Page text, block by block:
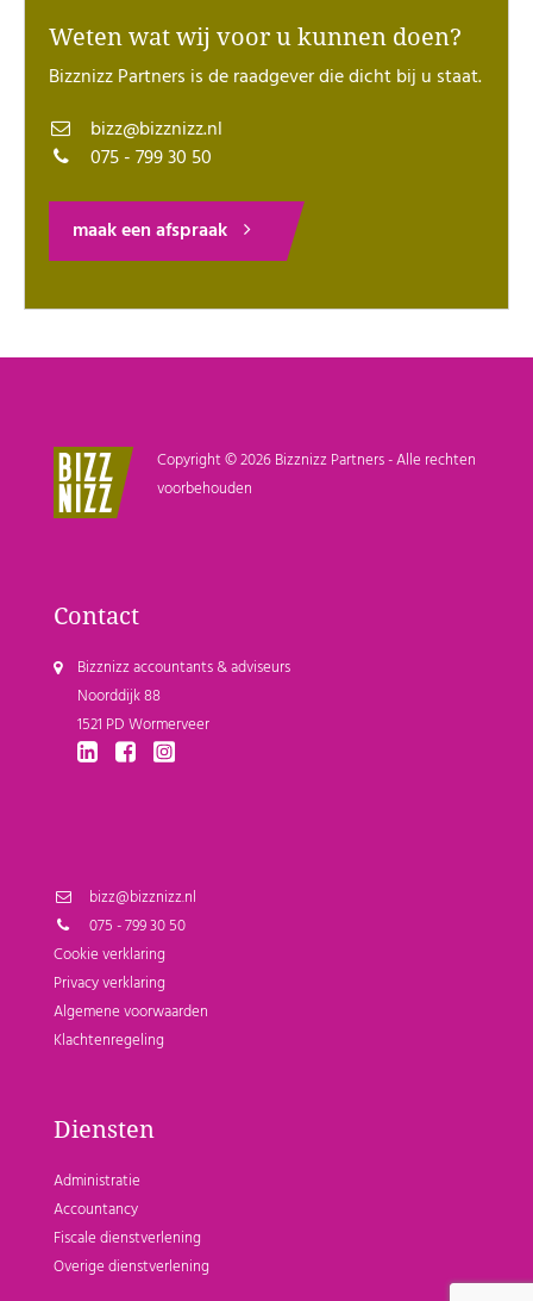
Weten wat wij voor u kunnen doen?
Bizznizz Partners is de raadgever die dicht bij u staat.
bizz@bizznizz.nl
075 - 799 30 50
maak een afspraak
Copyright © 2026 Bizznizz Partners - Alle rechten
voorbehouden
Contact
Bizznizz accountants & adviseurs
Noorddijk 88
1521 PD Wormerveer
bizz@bizznizz.nl
075 - 799 30 50
Cookie verklaring
Privacy verklaring
Algemene voorwaarden
Klachtenregeling
Diensten
Administratie
Accountancy
Fiscale dienstverlening
Overige dienstverlening